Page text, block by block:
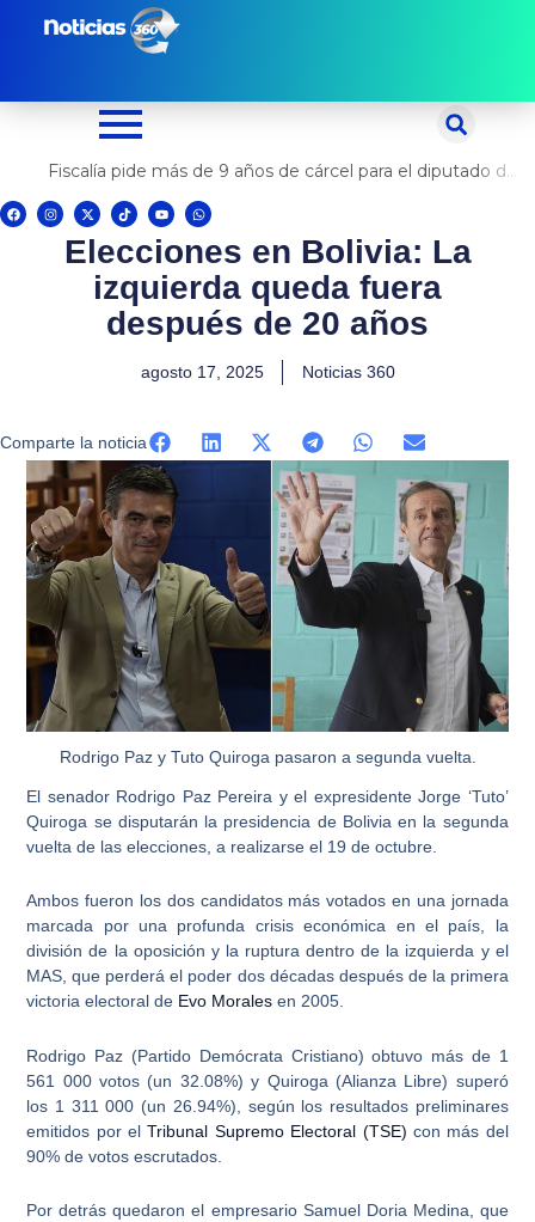
Fiscalía pide más de 9 años de cárcel para el diputado de oposición Harvey Colchado
F
a
c
I
n
s
X
-
t
i
T
i
k
t
o
Y
o
u
t
u
b
e
W
h
a
t
p
p
Elecciones en Bolivia: La
izquierda queda fuera
después de 20 años
agosto 17, 2025 Noticias 360
Comparte la noticia
Rodrigo Paz y Tuto Quiroga pasaron a segunda vuelta.
El senador Rodrigo Paz Pereira y el expresidente Jorge ‘Tuto’
Quiroga se disputarán la presidencia de Bolivia en la segunda
vuelta de las elecciones, a realizarse el 19 de octubre.
Ambos fueron los dos candidatos más votados en una jornada
marcada por una profunda crisis económica en el país , la
división de la oposición y la ruptura dentro de la izquierda y el
MAS, que perderá el poder dos décadas después de la primera
victoria electoral de Evo Morales en 2005.
Rodrigo Paz (Partido Demócrata Cristiano) obtuvo más de 1
561 000 votos (un 32.08%) y Quiroga (Alianza Libre) superó
los 1 311 000 (un 26.94%), según los resultados preliminares
emitidos por elTribunal Supremo Electoral (TSE) con más del
90% de votos escrutados.
Por detrás quedaron el empresario Samuel Doria Medina, que